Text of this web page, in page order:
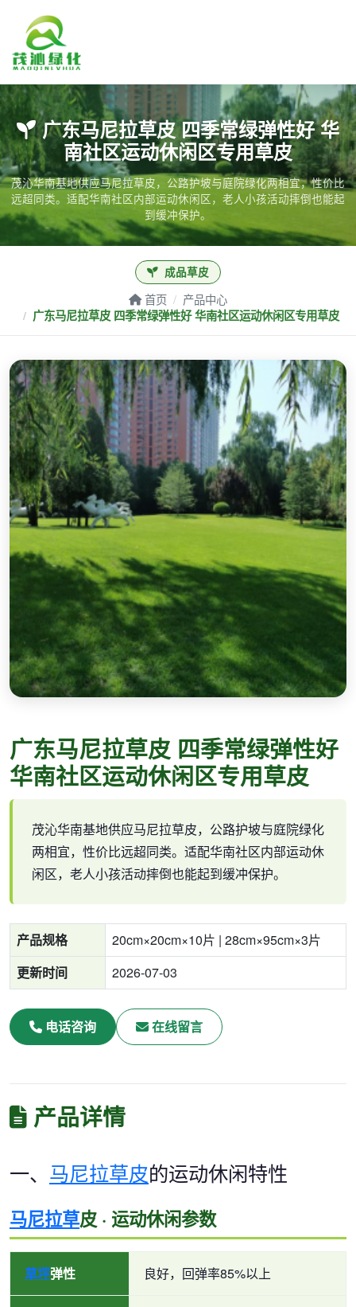
广东马尼拉草皮 四季常绿弹性好 华
南社区运动休闲区专用草皮
茂沁华南基地供应马尼拉草皮，公路护坡与庭院绿化两相宜，性价比
远超同类。适配华南社区内部运动休闲区，老人小孩活动摔倒也能起
到缓冲保护。
成品草皮
首页 产品中心
广东马尼拉草皮 四季常绿弹性好 华南社区运动休闲区专用草皮
广东马尼拉草皮 四季常绿弹性好
华南社区运动休闲区专用草皮
茂沁华南基地供应马尼拉草皮，公路护坡与庭院绿化
两相宜，性价比远超同类。适配华南社区内部运动休
闲区，老人小孩活动摔倒也能起到缓冲保护。
产品规格
20cm×20cm×10片 | 28cm×95cm×3片
更新时间
2026-07-03
电话咨询 在线留言
产品详情
一、 马尼拉草皮的运动休闲特性
马尼拉草皮 · 运动休闲参数
草坪弹性 良好，回弹率85%以上